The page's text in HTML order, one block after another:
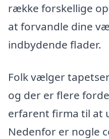
række forskellige
at forvandle dine
indbydende flader.
Folk vælger
og der er flere
erfarent firma til at
Nedenfor er nogle